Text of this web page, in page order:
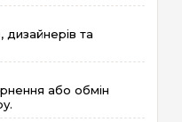
дизайнерів та
або обмін